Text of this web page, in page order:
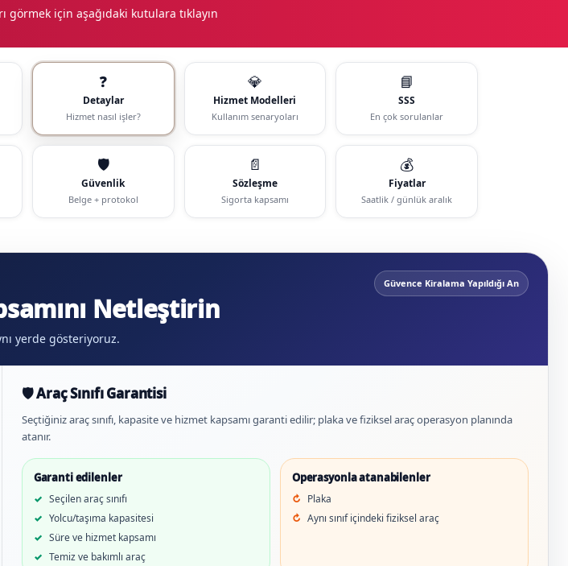
görmek için aşağıdaki kutulara tıklayın
❓
Detaylar
Hizmet nasıl işler?
💎
Hizmet Modelleri
Kullanım senaryoları
📘
SSS
En çok sorulanlar
🛡️
Güvenlik
Belge + protokol
📄
Sözleşme
Sigorta kapsamı
💰
Fiyatlar
Saatlik / günlük aralık
Netleştirin
yerde gösteriyoruz.
Güvence Kiralama Yapıldığı An
🛡️ Araç Sınıfı Garantisi
Seçtiğiniz araç sınıfı, kapasite ve hizmet kapsamı garanti edilir; plaka ve fiziksel araç operasyon planında
atanır.
Garanti edilenler
Seçilen araç sınıfı
Yolcu/taşıma kapasitesi
Süre ve hizmet kapsamı
Temiz ve bakımlı araç
Operasyonla atanabilenler
Plaka
Aynı sınıf içindeki fiziksel araç